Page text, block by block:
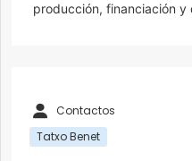
producción, financiación
Contactos
Tatxo Benet